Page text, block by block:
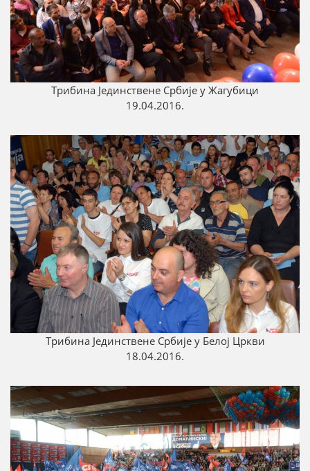
Трибина Јединствене Србије у Жагубици
19.04.2016.
Трибина Јединствене Србије у Белој Цркви
18.04.2016.